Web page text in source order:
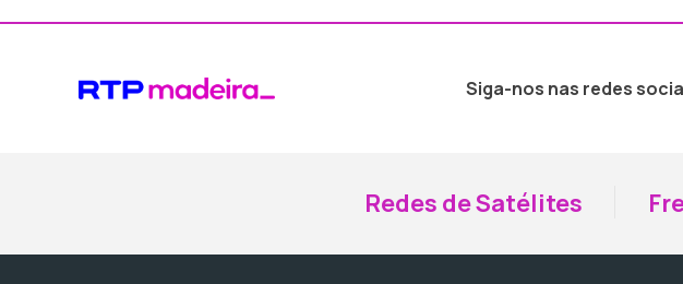
Siga-nos nas redes
Redes de Satélites